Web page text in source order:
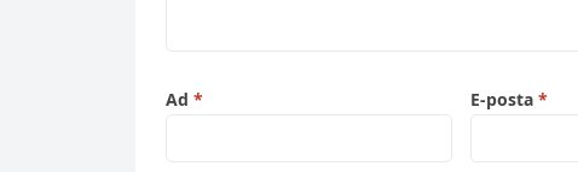
Ad * E-posta *